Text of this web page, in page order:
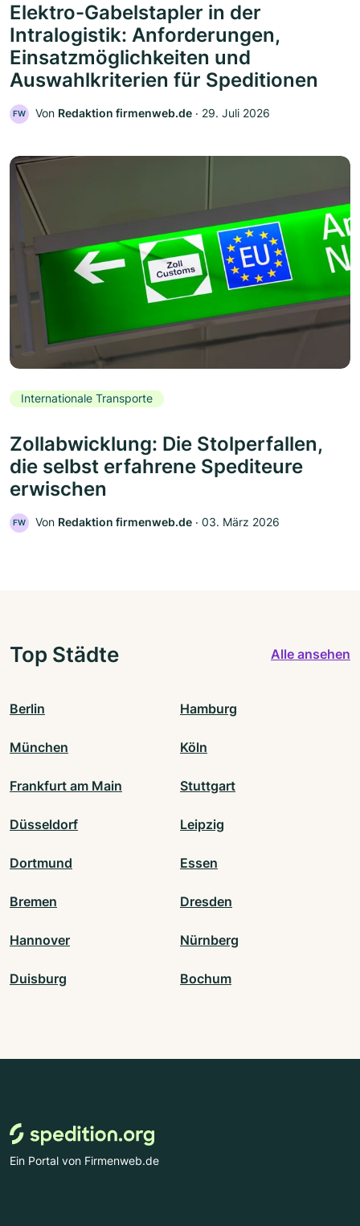
Elektro-Gabelstapler in der
Intralogistik: Anforderungen,
Einsatzmöglichkeiten und
Auswahlkriterien für Speditionen
FW Von Redaktion firmenweb.de ‧ 29. Juli 2026
Internationale Transporte
Zollabwicklung: Die Stolperfallen,
die selbst erfahrene Spediteure
erwischen
FW Von Redaktion firmenweb.de ‧ 03. März 2026
Top Städte Alle ansehen
Berlin Hamburg
München Köln
Frankfurt am Main Stuttgart
Düsseldorf Leipzig
Dortmund Essen
Bremen Dresden
Hannover Nürnberg
Duisburg Bochum
Ein Portal von Firmenweb.de